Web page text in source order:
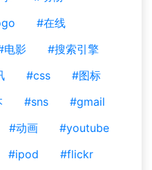
#在线
电影
#搜索引擎
#css
#图标
#sns
#gmail
#动画
#youtube
#ipod
#flickr